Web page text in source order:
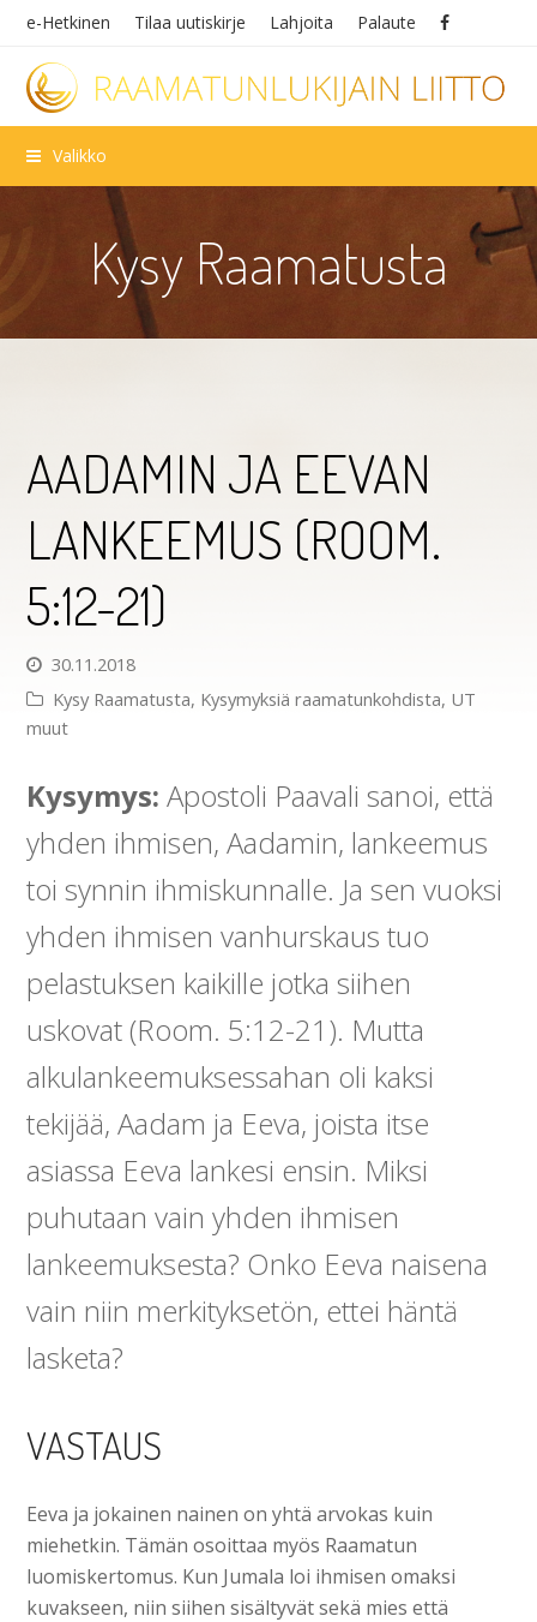
e-Hetkinen Tilaa uutiskirje Lahjoita Palaute
Valikko
Kysy Raamatusta
AADAMIN JA EEVAN
LANKEEMUS (ROOM.
5:12-21)
30.11.2018
Kysy Raamatusta, Kysymyksiä raamatunkohdista, UT
muut
Kysymys:Apostoli Paavali sanoi, että
yhden ihmisen, Aadamin, lankeemus
toi synnin ihmiskunnalle. Ja sen vuoksi
yhden ihmisen vanhurskaus tuo
pelastuksen kaikille jotka siihen
uskovat (Room. 5:12-21). Mutta
alkulankeemuksessahan oli kaksi
tekijää, Aadam ja Eeva, joista itse
asiassa Eeva lankesi ensin. Miksi
puhutaan vain yhden ihmisen
lankeemuksesta? Onko Eeva naisena
vain niin merkityksetön, ettei häntä
lasketa?
VASTAUS
Eeva ja jokainen nainen on yhtä arvokas kuin
miehetkin. Tämän osoittaa myös Raamatun
luomiskertomus. Kun Jumala loi ihmisen omaksi
kuvakseen, niin siihen sisältyvät sekä mies että